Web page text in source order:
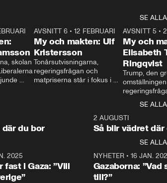
SE ALLA
24:30
skolan
27:30
AVSNITT 6 •12 FEBRUARI
My och makten: Ulf
Kristersson
Tonårsutvisningarna,
regeringsfrågan och
matpriserna står i fokus i
Rohwedder ställer
statsminister Ulf Kristersson
AVSNITT 5 •
My och
Elisabeth
Ringqvist
Trump, den
centrum i
avsnittet av
Makten”. Se
Aftonbladets
Rohwedder
Thand Ring
SE ALLA
du bor
2 AUGUSTI
Så blir vädret där
SE ALLA
2025
fast i Gaza: ”Vill
NYHETER• 16 JAN.
Gazaborna:
till?”